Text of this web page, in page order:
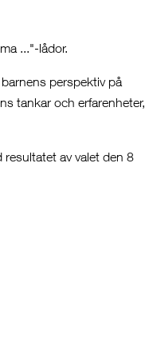
..."-lådor.
perspektiv på
tankar och erfarenheter,
av valet den 8